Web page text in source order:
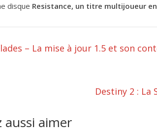
disque Resistance, un titre multijoueur
– La mise à jour 1.5 et son
Destiny 2 : La
aussi aimer